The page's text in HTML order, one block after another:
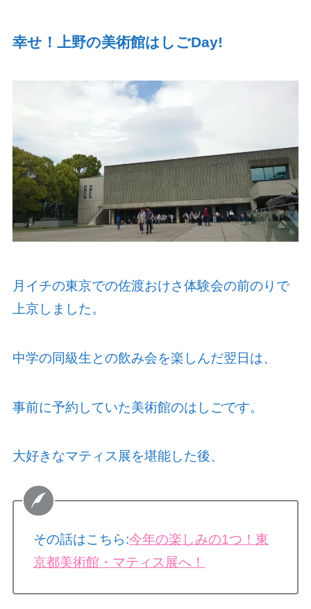
幸せ！上野の美術館はしごDay!
月イチの東京での佐渡おけさ体験会の前のりで
上京しました。
中学の同級生との飲み会を楽しんだ翌日は、
事前に予約していた美術館のはしごです。
大好きなマティス展を堪能した後、
その話はこちら:今年の楽しみの1つ！東
京都美術館・マティス展へ！